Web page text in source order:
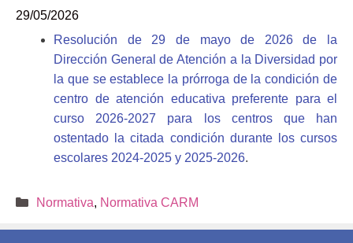
29/05/2026
Resolución de 29 de mayo de 2026 de la
Dirección General de Atención a la Diversidad por
la que se establece la prórroga de la condición de
centro de atención educativa preferente para el
curso 2026-2027 para los centros que han
ostentado la citada condición durante los cursos
escolares 2024-2025 y 2025-2026.
Categorías
Normativa, Normativa CARM